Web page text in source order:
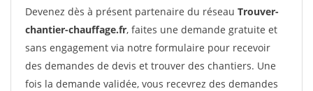
Devenez dès à présent partenaire du réseau Trouver-
chantier-chauffage.fr, faites une demande gratuite et
sans engagement via notre formulaire pour recevoir
des demandes de devis et trouver des chantiers. Une
fois la demande validée, vous recevrez des demandes